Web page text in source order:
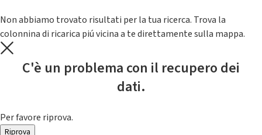
Non abbiamo trovato risultati per la tua ricerca. Trova la
colonnina di ricarica piú vicina a te direttamente sulla mappa.
C'è un problema con il recupero dei
dati.
Per favore riprova.
Riprova